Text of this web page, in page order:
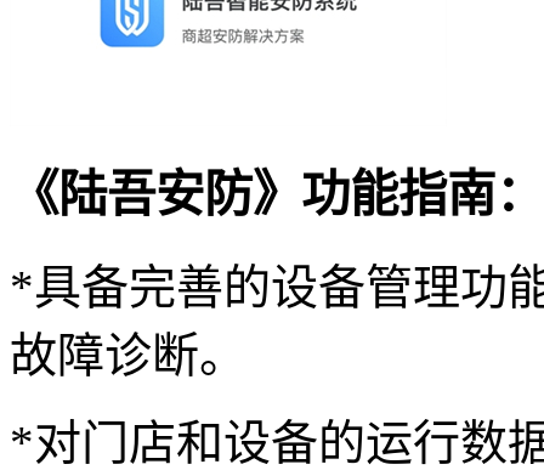
《陆吾安防》功能指南：
*具备完善的设备管理功
故障诊断。
*对门店和设备的运行数